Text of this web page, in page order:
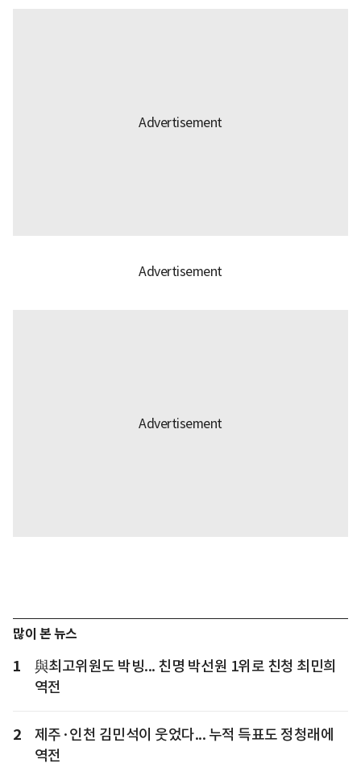
많이 본 뉴스
1
與최고위원도 박빙... 친명 박선원 1위로 친청 최민희
역전
2
제주·인천 김민석이 웃었다... 누적 득표도 정청래에
역전